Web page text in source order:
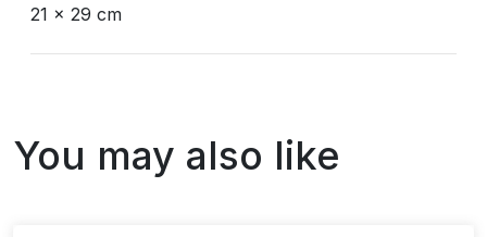
21 x 29 cm
You may also like